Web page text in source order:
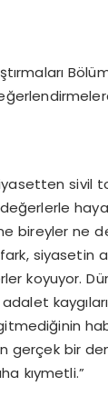
bireyler ne
siyasetin
koyuyor.
gerçek bir
kıymetli.”